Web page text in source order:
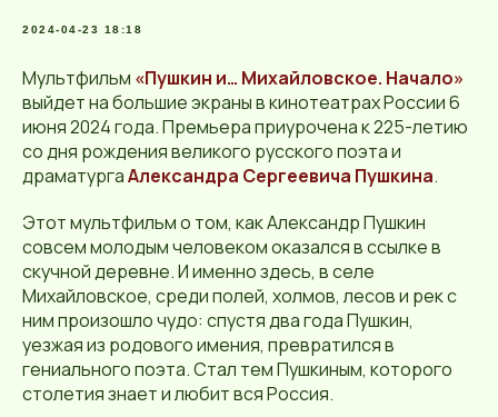
2024-04-23 18:18
Мультфильм «Пушкин и… Михайловское. Начало»
выйдет на большие экраны в кинотеатрах России 6
июня 2024 года. Премьера приурочена к 225-летию
со дня рождения великого русского поэта и
драматургаАлександра Сергеевича Пушкина.
Этот мультфильм о том, как Александр Пушкин
совсем молодым человеком оказался в ссылке в
скучной деревне. И именно здесь, в селе
Михайловское, среди полей, холмов, лесов и рек с
ним произошло чудо: спустя два года Пушкин,
уезжая из родового имения, превратился в
гениального поэта. Стал тем Пушкиным, которого
столетия знает и любит вся Россия.